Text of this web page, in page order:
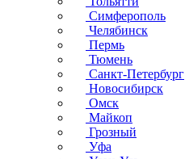
Симферополь
Челябинск
Пермь
Тюмень
Санкт-Петербург
Новосибирск
Омск
Майкоп
Грозный
Уфа